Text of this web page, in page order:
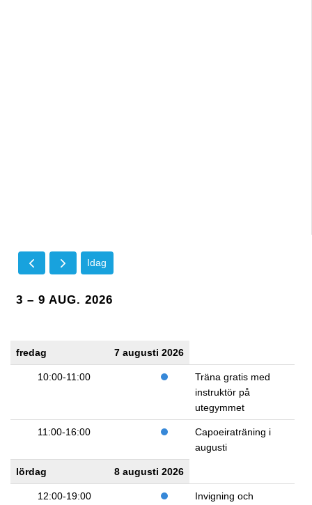
Idag
3 – 9 AUG. 2026
fredag 7 augusti 2026
10:00-11:00
Träna gratis med
instruktör på
utegymmet
11:00-16:00
Capoeiraträning i
augusti
lördag 8 augusti 2026
12:00-19:00
Invigning och